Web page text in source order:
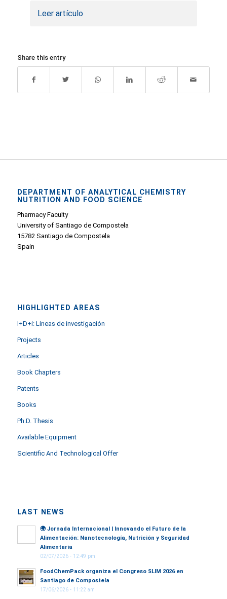
Leer artículo
Share this entry
DEPARTMENT OF ANALYTICAL CHEMISTRY
NUTRITION AND FOOD SCIENCE
Pharmacy Faculty
University of Santiago de Compostela
15782 Santiago de Compostela
Spain
HIGHLIGHTED AREAS
I+D+i: Líneas de investigación
Projects
Articles
Book Chapters
Patents
Books
Ph.D. Thesis
Available Equipment
Scientific And Technological Offer
LAST NEWS
🌍 Jornada Internacional | Innovando el Futuro de la
Alimentación: Nanotecnología, Nutrición y Seguridad
Alimentaria
02/07/2026 - 12:49 pm
FoodChemPack organiza el Congreso SLIM 2026 en
Santiago de Compostela
17/06/2026 - 11:22 am